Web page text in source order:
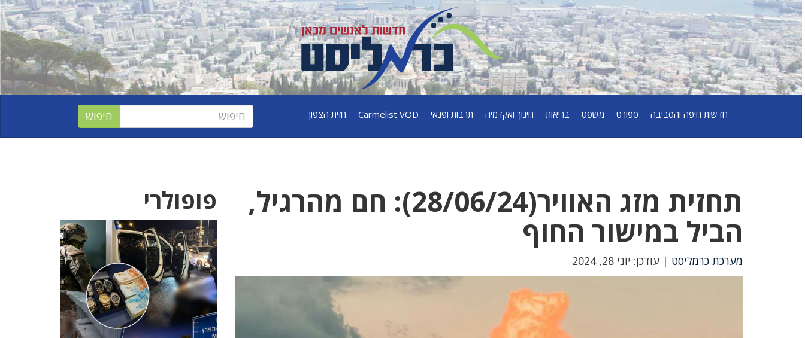
חדשות חיפה והסביבה ספורט משפט בריאות חינוך ואקדמיה תרבות ופנאי Carmelist VOD חזית הצפון
תחזית מזג האוויר(28/06/24): חם מהרגיל,
הביל במישור החוף
מערכת כרמליסט | עודכן: יוני 28, 2024
פופולרי